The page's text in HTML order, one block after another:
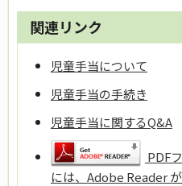
関連リンク
児童手当について
児童手当の手続き
児童手当に関するQ&A
PDF
には、Adobe Reader